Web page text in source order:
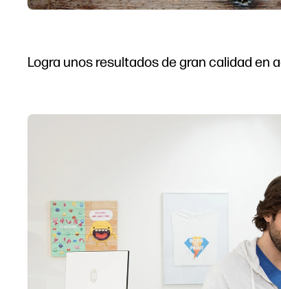
Logra unos resultados de gran calidad en